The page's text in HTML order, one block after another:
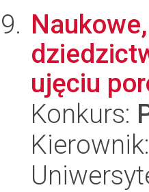
ujęciu
Konkurs: